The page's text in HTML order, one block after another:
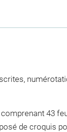
43
de croquis